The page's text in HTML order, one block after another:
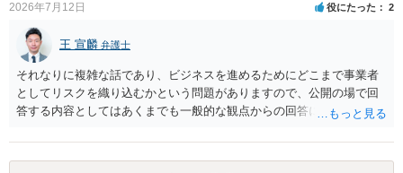
2026年7月12日 役にたった 2
王 宣麟 弁護士
それなりに複雑な話であり、ビジネスを進めるためにどこまで事業者
としてリスクを織り込むかという問題がありますので、公開の場で回
答する内容としてはあくまでも一般的な観点からの回答になります
授業・言語コーチング」と明確に位置付け、サーフィンや農業体験、
工場見学等のアクティビティは、旅行商品ではなく授業に付随した無